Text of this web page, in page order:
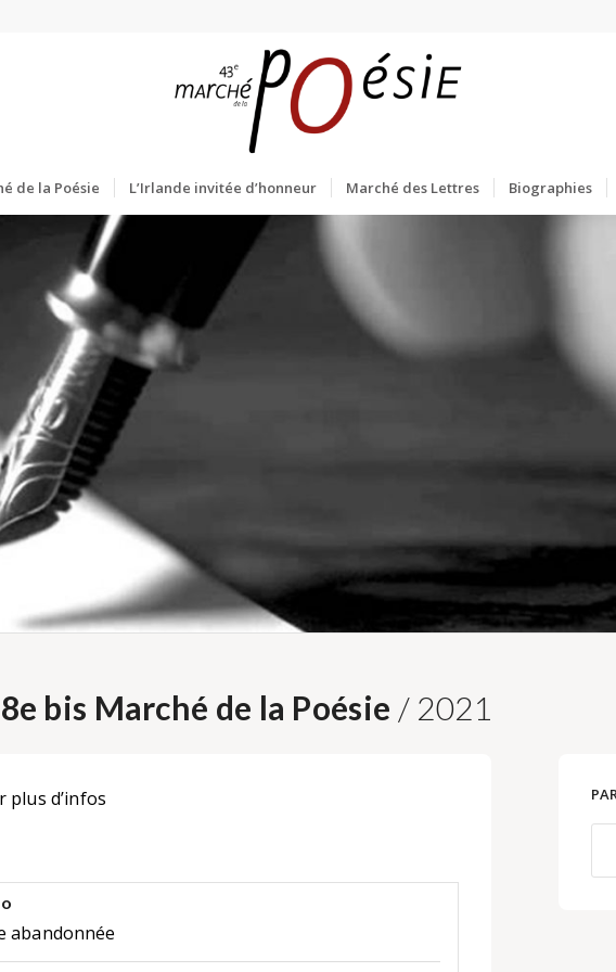
de la Poésie L’Irlande invitée d’honneur Marché des Lettres Biographies
bis Marché de la Poésie / 2021
plus d’infos
abandonnée